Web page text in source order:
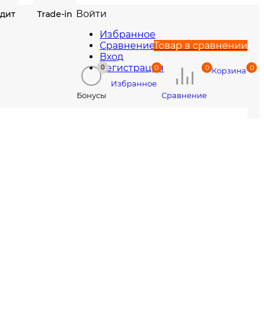
Trade-in Войти
Избранное
СравнениеТовар в сравнении
Вход
Регистрация
0
Бонусы
0
Избранное
0
Сравнение
0
Корзина